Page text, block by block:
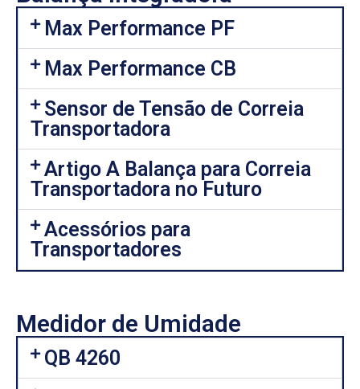
Max Performance PF
Max Performance CB
Sensor de Tensão de Correia
Transportadora
Artigo A Balança para Correia
Transportadora no Futuro
Acessórios para
Transportadores
Medidor de Umidade
QB 4260